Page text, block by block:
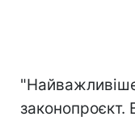
законопроєкт.